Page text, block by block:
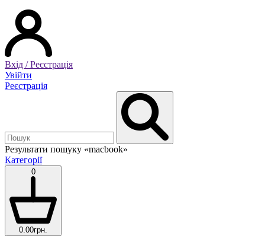
Вхід / Реєстрація
Увійти
Реєстрація
Результати пошуку «macbook»
Категорії
0
0.00грн.